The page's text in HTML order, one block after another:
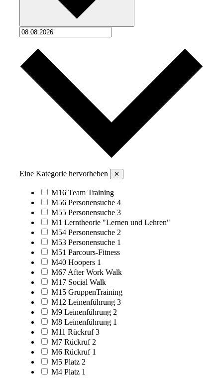
Eine Kategorie hervorheben ✕
M16 Team Training
M56 Personensuche 4
M55 Personensuche 3
M1 Lerntheorie "Lernen und Lehren"
M54 Personensuche 2
M53 Personensuche 1
M51 Parcours-Fitness
M40 Hoopers 1
M67 After Work Walk
M17 Social Walk
M15 GruppenTraining
M12 Leinenführung 3
M9 Leinenführung 2
M8 Leinenführung 1
M11 Rückruf 3
M7 Rückruf 2
M6 Rückruf 1
M5 Platz 2
M4 Platz 1